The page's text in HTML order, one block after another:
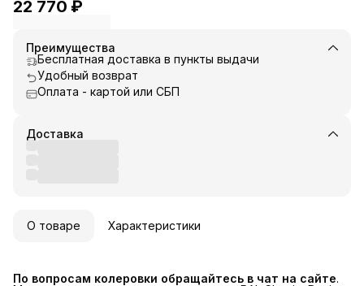
22 770 ₽
Преимущества
Бесплатная доставка в пункты выдачи
Удобный возврат
Оплата - картой или СБП
Доставка
О товаре Характеристики
По вопросам колеровки обращайтесь в чат на сайте.